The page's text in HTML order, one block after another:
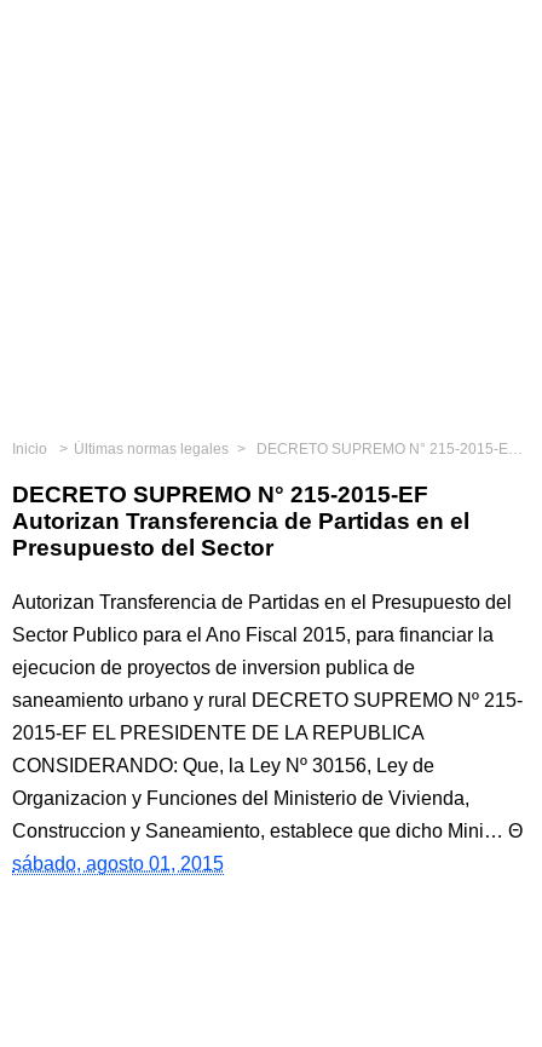
Inicio Últimas normas legales DECRETO SUPREMO N° 215-2015-EF Autorizan Transferencia de Partidas en el Presupuesto del Sector
DECRETO SUPREMO N° 215-2015-EF
Autorizan Transferencia de Partidas en el
Presupuesto del Sector
Autorizan Transferencia de Partidas en el Presupuesto del
Sector Publico para el Ano Fiscal 2015, para financiar la
ejecucion de proyectos de inversion publica de
saneamiento urbano y rural DECRETO SUPREMO Nº 215-
2015-EF EL PRESIDENTE DE LA REPUBLICA
CONSIDERANDO: Que, la Ley Nº 30156, Ley de
Organizacion y Funciones del Ministerio de Vivienda,
Construccion y Saneamiento, establece que dicho Mini…
sábado, agosto 01, 2015